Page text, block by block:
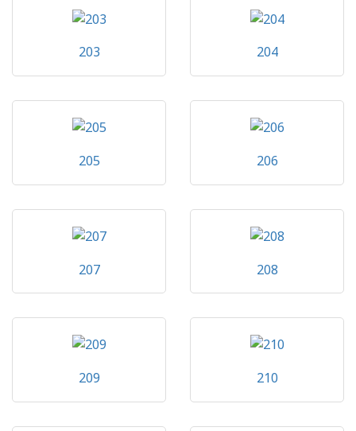
203 204
205 206
207 208
209 210